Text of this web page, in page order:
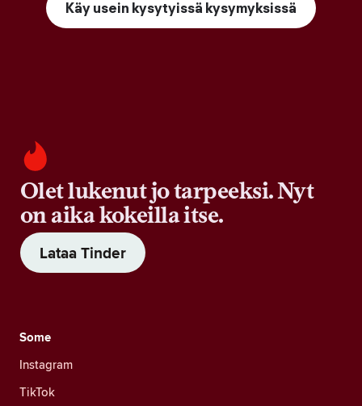
Käy usein kysytyissä kysymyksissä
Olet lukenut jo tarpeeksi. Nyt
on aika kokeilla itse.
Lataa Tinder
Some
Instagram
TikTok